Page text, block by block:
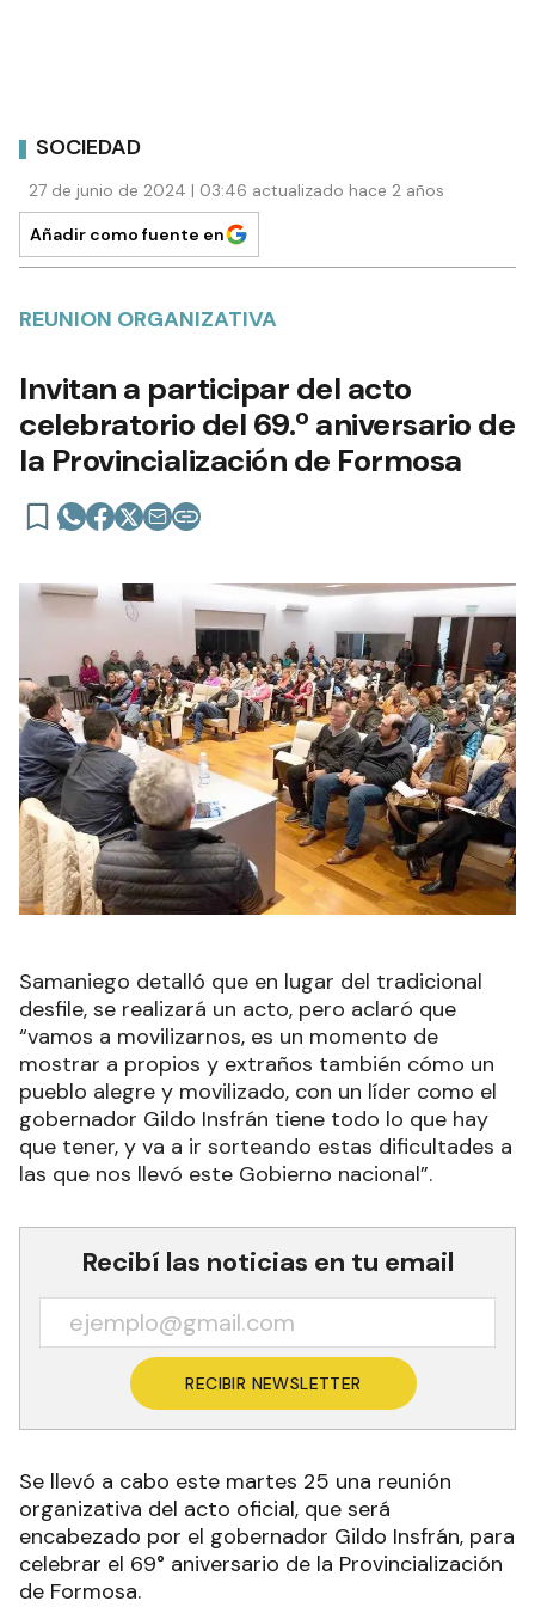
SOCIEDAD
27 de junio de 2024 | 03:46 actualizado hace 2 años
Añadir como fuente en
REUNION ORGANIZATIVA
Invitan a participar del acto
celebratorio del 69.º aniversario de
la Provincialización de Formosa
Samaniego detalló que en lugar del tradicional
desfile, se realizará un acto, pero aclaró que
“vamos a movilizarnos, es un momento de
mostrar a propios y extraños también cómo un
pueblo alegre y movilizado, con un líder como el
gobernador Gildo Insfrán tiene todo lo que hay
que tener, y va a ir sorteando estas dificultades a
las que nos llevó este Gobierno nacional”.
Recibí las noticias en tu email
RECIBIR NEWSLETTER
Se llevó a cabo este martes 25 una reunión
organizativa del acto oficial, que será
encabezado por el gobernador Gildo Insfrán, para
celebrar el 69° aniversario de la Provincialización
de Formosa.